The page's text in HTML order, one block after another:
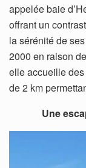
appelée baie
offrant un
la sérénité de
2000 en raison
elle accueille
de 2 km
Une